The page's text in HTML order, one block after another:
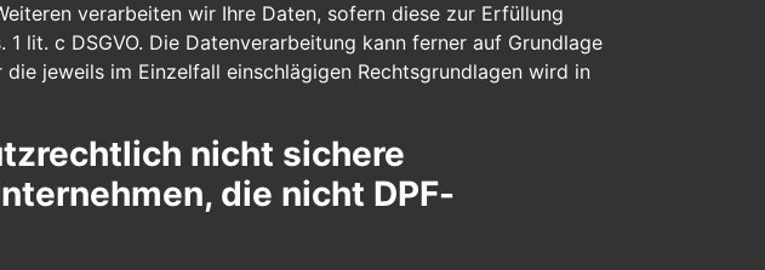
verarbeiten wir Ihre Daten, sofern diese zur Erfüllung
lit. c DSGVO. Die Datenverarbeitung kann ferner auf Grundlage
jeweils im Einzelfall einschlägigen Rechtsgrundlagen wird in
nicht sichere
die nicht DPF-